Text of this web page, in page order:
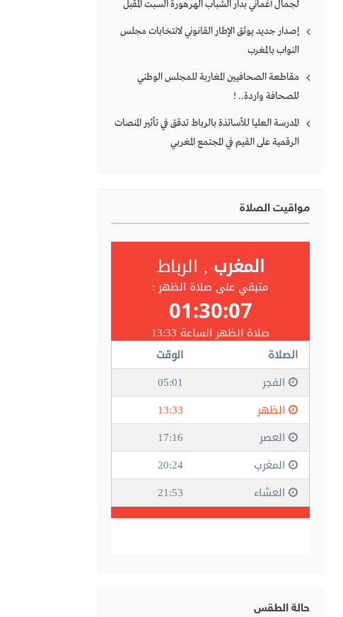
لجمال أغماني بدار الشباب الهرهورة السبت المقبل
إصدار جديد يوثق الإطار القانوني لانتخابات مجلس
النواب بالمغرب
مقاطعة الصحافيين المغاربة للمجلس الوطني
للصحافة واردة.. !
المدرسة العليا للأساتذة بالرباط تدقق في تأثير المنصات
الرقمية على القيم في المجتمع المغربي
مواقيت الصلاة
حالة الطقس